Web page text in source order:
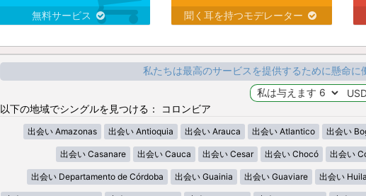
無料サービス 聞く耳を持つモデレーター
私たちは最高のサービスを提供するために懸命
以下の地域でシングルを見つける： コロンビア
出会い Amazonas 出会い Antioquia 出会い Arauca 出会い Atlantico 出会い
出会い Casanare 出会い Cauca 出会い Cesar 出会い Chocó 出会い
出会い Departamento de Córdoba 出会い Guainia 出会い Guaviare 出会い Huila